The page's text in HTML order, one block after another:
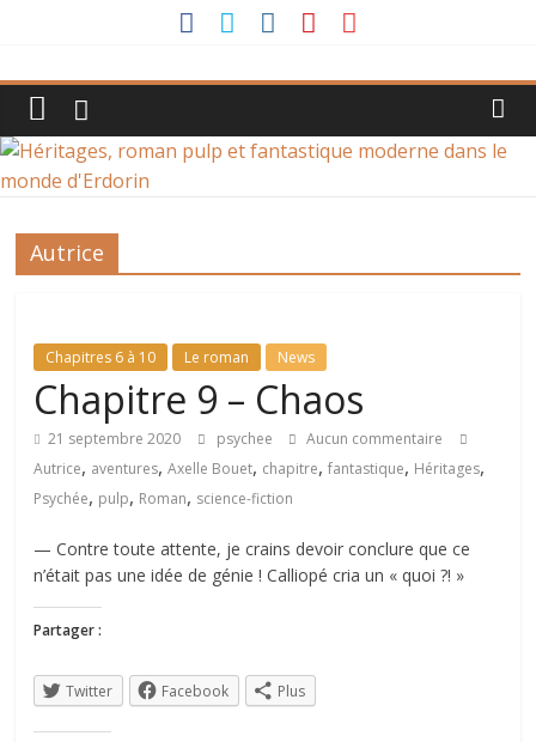
Héritages,
roman
pulp
et
fantastique
moderne
dans
le
monde
d'Erdorin
Héritages,
Autrice
Chapitres 6 à 10 Le roman News
Chapitre 9 – Chaos
21 septembre 2020 psychee
Aucun commentaire
Autrice, aventures,Axelle Bouet, chapitre,fantastique, Héritages,
Psychée, pulp, Roman, science-fiction
— Contre toute attente, je crains devoir conclure que ce
n’était pas une idée de génie ! Calliopé cria un « quoi ?! »
Partager :
Twitter Facebook Plus